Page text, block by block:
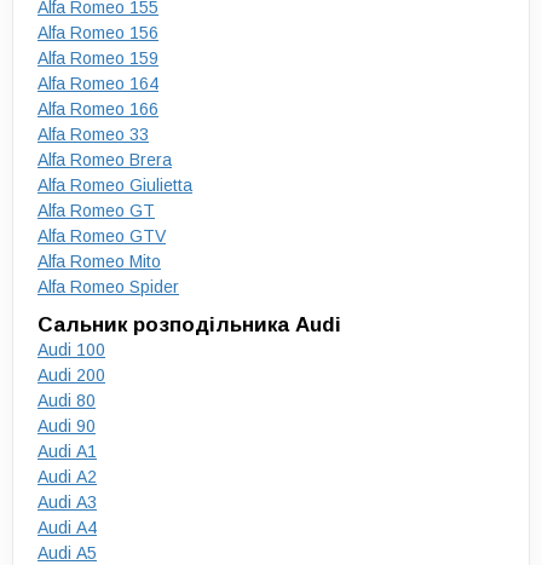
Alfa Romeo 155
Alfa Romeo 156
Alfa Romeo 159
Alfa Romeo 164
Alfa Romeo 166
Alfa Romeo 33
Alfa Romeo Brera
Alfa Romeo Giulietta
Alfa Romeo GT
Alfa Romeo GTV
Alfa Romeo Mito
Alfa Romeo Spider
Сальник розподільника Audi
Audi 100
Audi 200
Audi 80
Audi 90
Audi A1
Audi A2
Audi A3
Audi A4
Audi A5